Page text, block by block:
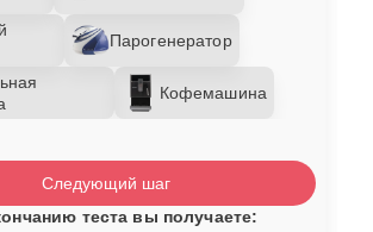
Парогенератор
Кофемашина
Следующий шаг
теста вы получаете: